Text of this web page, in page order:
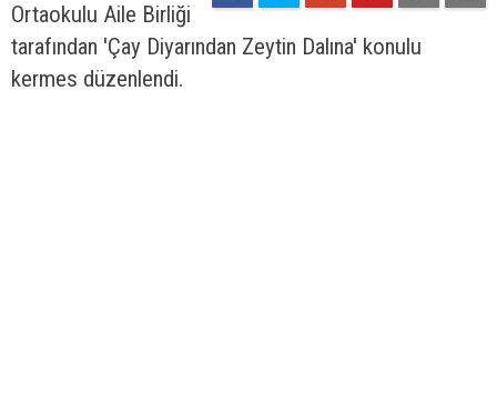
Ortaokulu Aile Birliği
tarafından 'Çay Diyarından Zeytin Dalına' konulu
kermes düzenlendi.